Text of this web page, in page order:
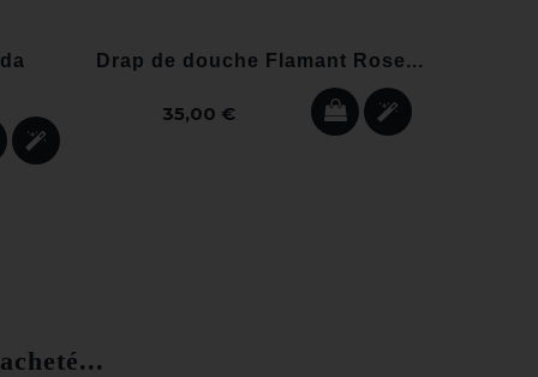
Drap de douche Flamant Rose...
35,00 €